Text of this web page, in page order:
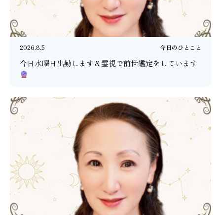
2026.8.5 今日のひとこと
今日水曜日出勤します＆霊視で前世鑑定をしています